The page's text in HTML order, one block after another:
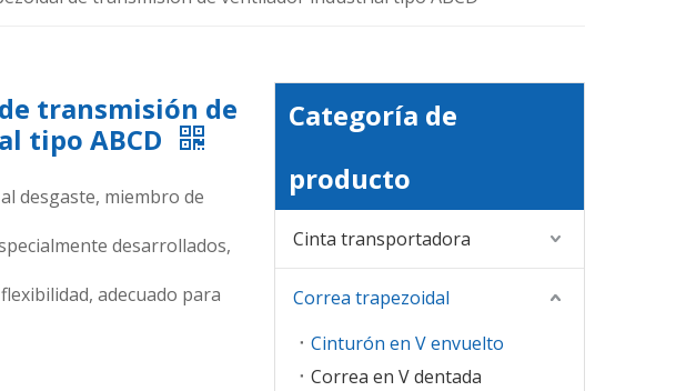
transmisión de
tipo ABCD
desgaste, miembro de
desarrollados,
adecuado para
Categoría de
producto
Cinta transportadora
Correa trapezoidal
Cinturón en V envuelto
Correa en V dentada